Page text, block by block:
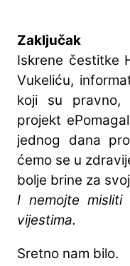
Zaključak
Iskrene čestitke
Vukeliću,
koji su pravno,
projekt
jednog dana
ćemo se u
bolje brine za
I nemojte
vijestima.
Sretno nam bilo.